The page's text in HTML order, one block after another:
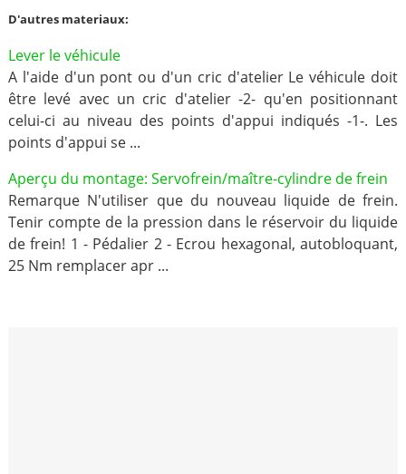
D'autres materiaux:
Lever le véhicule
A l'aide d'un pont ou d'un cric d'atelier Le véhicule doit
être levé avec un cric d'atelier -2- qu'en positionnant
celui-ci au niveau des points d'appui indiqués -1-. Les
points d'appui se ...
Aperçu du montage: Servofrein/maître-cylindre de frein
Remarque N'utiliser que du nouveau liquide de frein.
Tenir compte de la pression dans le réservoir du liquide
de frein! 1 - Pédalier 2 - Ecrou hexagonal, autobloquant,
25 Nm remplacer apr ...